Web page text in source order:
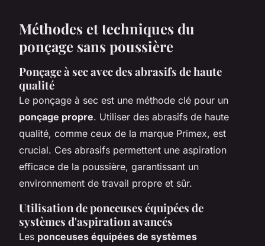
Méthodes et techniques du
ponçage sans poussière
Ponçage à sec avec des abrasifs de haute
qualité
Le ponçage à sec est une méthode clé pour un
ponçage propre. Utiliser des abrasifs de haute
qualité, comme ceux de la marque Primex, est
crucial. Ces abrasifs permettent une aspiration
efficace de la poussière, garantissant un
environnement de travail propre et sûr.
Utilisation de ponceuses équipées de
systèmes d'aspiration avancés
Les ponceuses équipées de systèmes